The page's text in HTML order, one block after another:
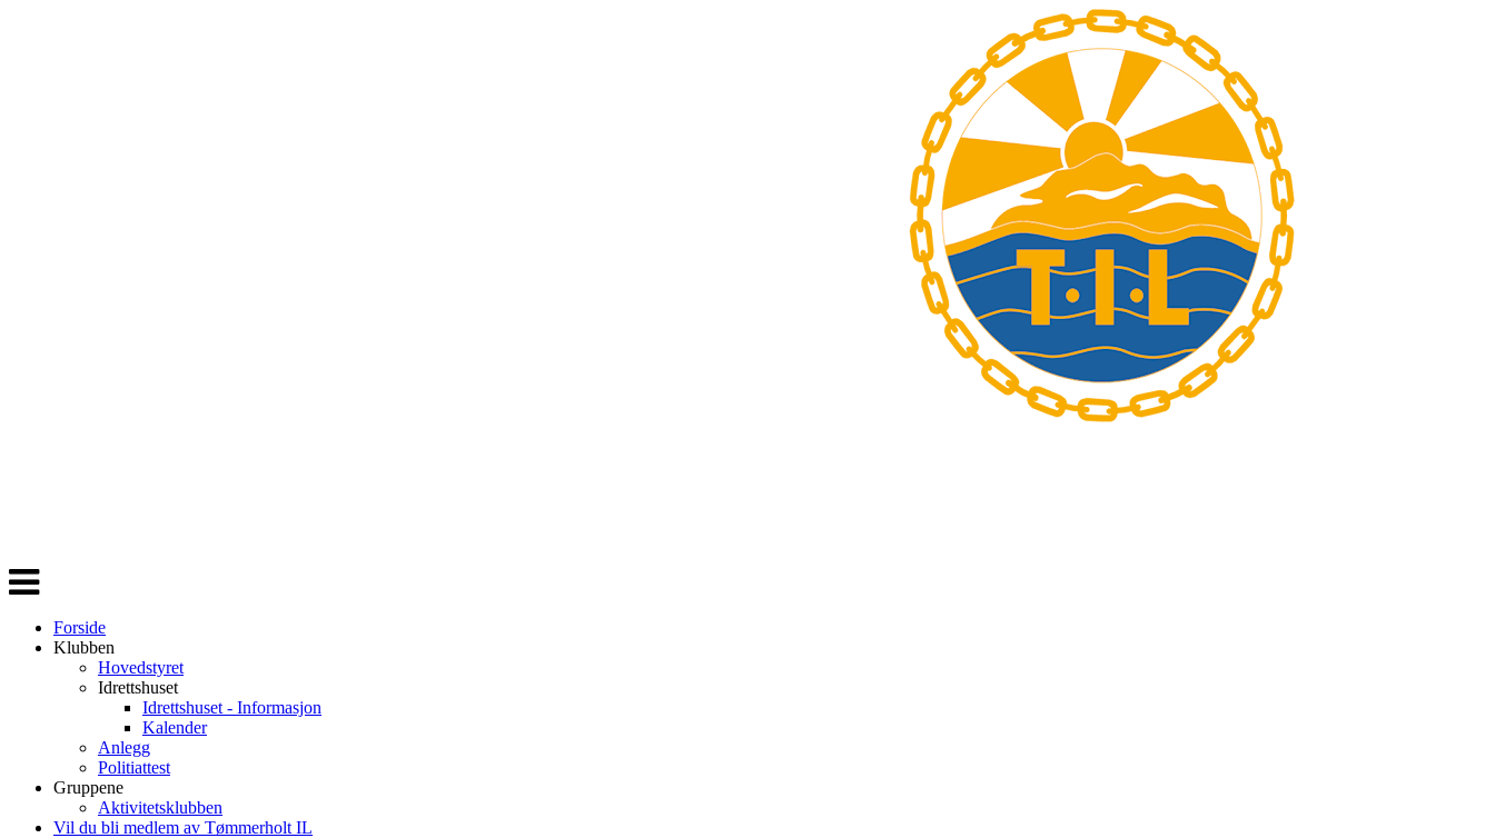
Veksle
navigasjon
Forside
Klubben
Hovedstyret
Idrettshuset
Idrettshuset - Informasjon
Kalender
Anlegg
Politiattest
Gruppene
Aktivitetsklubben
Vil du bli medlem av Tømmerholt IL